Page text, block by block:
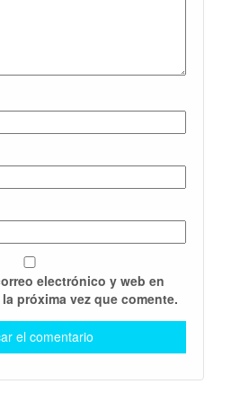
electrónico y web en
próxima vez que comente.